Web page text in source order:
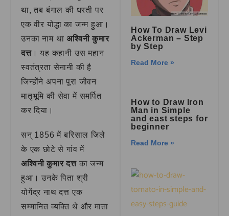
था, तब बंगाल की धरती पर
एक वीर योद्धा का जन्म हुआ।
उनका नाम थाअश्विनी कुमार
दत्त। यह कहानी उस महान
स्वतंत्रता सेनानी की है
जिन्होंने अपना पूरा जीवन
मातृभूमि की सेवा में समर्पित
कर दिया।
सन् 1856 में बरिसाल जिले
के एक छोटे से गांव में
अश्विनी कुमार दत्त का जन्म
हुआ। उनके पिता श्री
योगेंद्र नाथ दत्त एक
सम्मानित व्यक्ति थे और माता
How To Draw Levi
Ackerman – Step
by Step
Read More »
How to Draw Iron
Man in Simple
and east steps for
beginner
Read More »